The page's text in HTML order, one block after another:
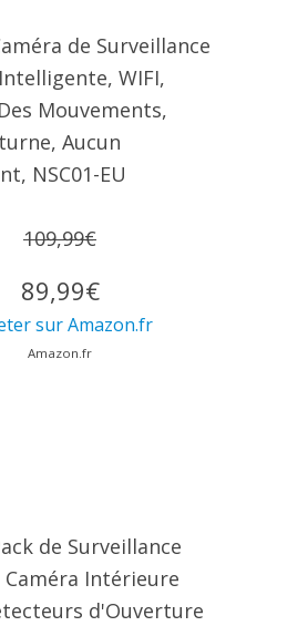
de Surveillance
WIFI,
Mouvements,
Aucun
NSC01-EU
109,99€
89,99€
sur Amazon.fr
Amazon.fr
de Surveillance
Intérieure
d'Ouverture